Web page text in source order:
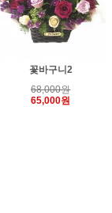
꽃바구니2
68,000원
65,000원